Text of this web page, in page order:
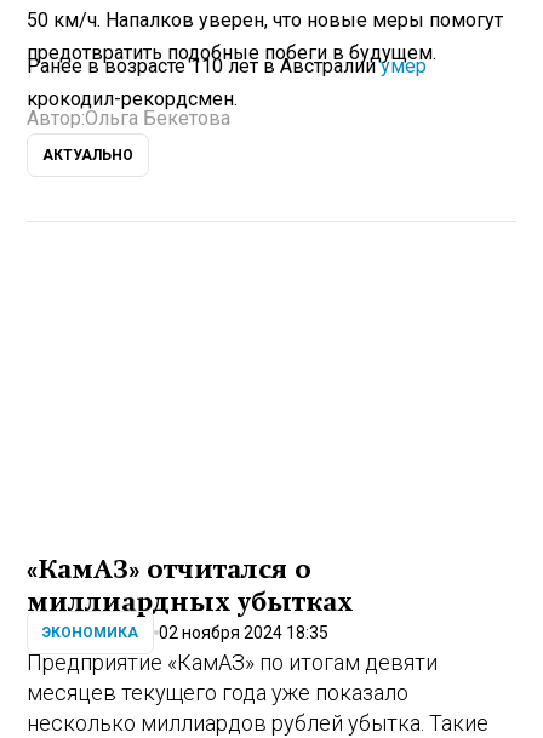
50 км/ч. Напалков уверен, что новые меры помогут
предотвратить подобные побеги в будущем.
Ранее в возрасте 110 лет в Австралииумер
крокодил-рекордсмен.
Автор:Ольга Бекетова
АКТУАЛЬНО
«КамАЗ» отчитался о
миллиардных убытках
ЭКОНОМИКА 02 ноября 2024 18:35
Предприятие «КамАЗ» по итогам девяти
месяцев текущего года уже показало
несколько миллиардов рублей убытка. Такие